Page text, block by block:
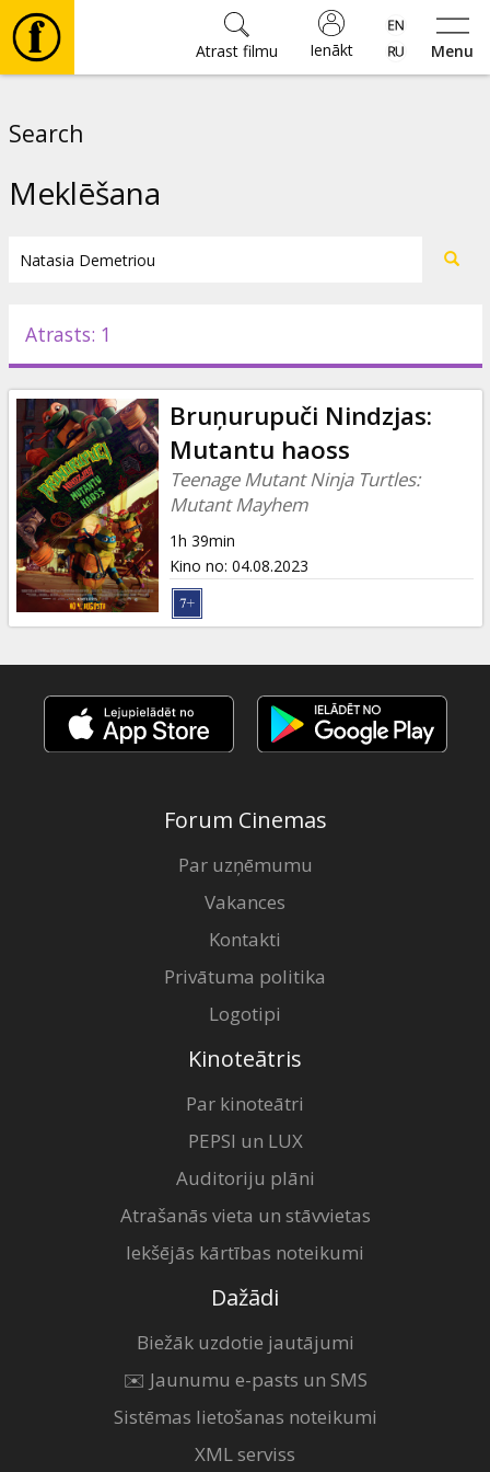
Menu
Ienākt
Atrast filmu
Pasākumi
Ziņas
Dāvanu
kartes
Uzkodas
Kino
Klubs
Search
Meklēšana
Atrasts: 1
Bruņurupuči Nindzjas:
Mutantu haoss
Teenage Mutant Ninja Turtles:
Mutant Mayhem
1h 39min
Kino no: 04.08.2023
Forum Cinemas
Par uzņēmumu
Vakances
Kontakti
Privātuma politika
Logotipi
Kinoteātris
Par kinoteātri
PEPSI un LUX
Auditoriju plāni
Atrašanās vieta un stāvvietas
Iekšējās kārtības noteikumi
Dažādi
Biežāk uzdotie jautājumi
✉️ Jaunumu e-pasts un SMS
Sistēmas lietošanas noteikumi
XML serviss